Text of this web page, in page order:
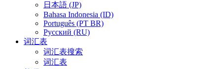
日本語 (JP)
Bahasa Indonesia (ID)
Português (PT BR)
Pусский (RU)
词汇表
词汇表搜索
词汇表